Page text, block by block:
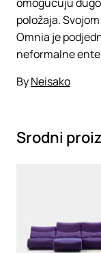
položaja.
Omnia je
neformalne
ByNeisako
Srodni